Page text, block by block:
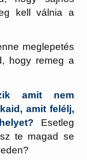
kell válnia a
meglepetés
hogy remeg a
amit nem
amit felélj,
Esetleg
te magad se